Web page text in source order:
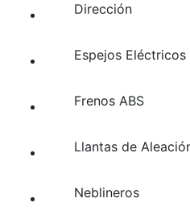
Dirección
Espejos Eléctricos
Frenos ABS
Llantas de
Neblineros